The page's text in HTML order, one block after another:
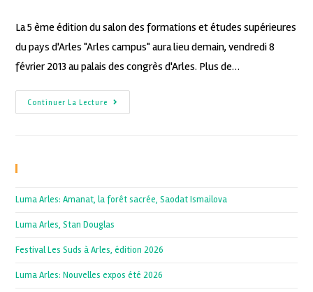
La 5 ème édition du salon des formations et études supérieures
du pays d'Arles "Arles campus" aura lieu demain, vendredi 8
février 2013 au palais des congrès d'Arles. Plus de…
Continuer La Lecture
Luma Arles: Amanat, la forêt sacrée, Saodat Ismailova
Luma Arles, Stan Douglas
Festival Les Suds à Arles, édition 2026
Luma Arles: Nouvelles expos été 2026